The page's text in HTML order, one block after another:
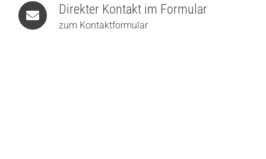
Direkter Kontakt im Formular
zum Kontaktformular